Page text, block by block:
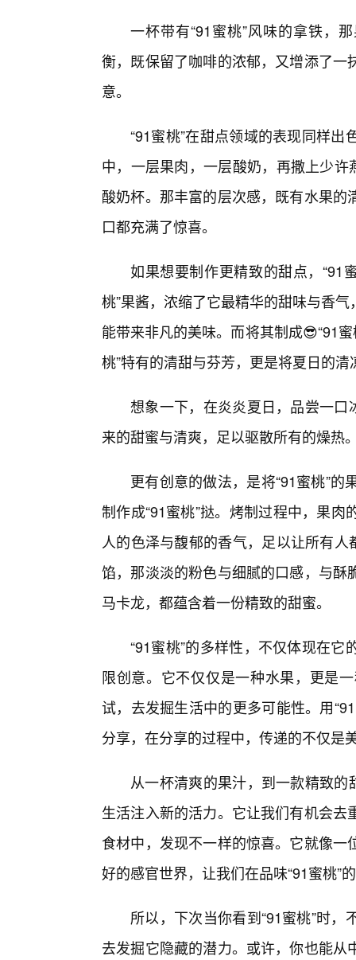
一杯带有“91蜜桃”风味的拿铁，
衡，既保留了咖啡的浓郁，又增添了
意。
“91蜜桃”在甜点领域的表现同样
中，一层果肉，一层酸奶，再撒上少许
酸奶杯。那丰富的层次感，既有水果
口都充满了惊喜。
如果想要制作更精致的甜点，“91
桃”果酱，浓缩了它最精华的甜味与香
能带来非凡的美味。而将其制成😎“91
桃”特有的清甜与芬芳，更是将夏日的
想象一下，在炎炎夏日，品尝一口
来的甜蜜与清爽，足以驱散所有的燥热
更有创意的做法，是将“91蜜桃”
制作成“91蜜桃”挞。烤制过程中，果
人的色泽与馥郁的香气，足以让所有
馅，那淡淡的粉色与细腻的口感，与
马卡龙，都蕴含着一份精致的甜蜜。
“91蜜桃”的多样性，不仅体现在
限创意。它不仅仅是一种水果，更是
试，去发掘生活中的更多可能性。用
分享，在分享的过程中，传递的不仅是
从一杯清爽的果汁，到一款精致的
生活注入新的活力。它让我们有机会
食材中，发现不一样的惊喜。它就像
好的感官世界，让我们在品味“91蜜桃”
所以，下次当你看到“91蜜桃”时
去发掘它隐藏的潜力。或许，你也能